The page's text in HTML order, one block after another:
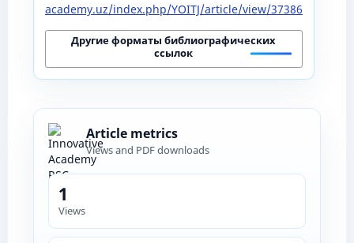
academy.uz/index.php/YOITJ/article/view/37386
Другие форматы библиографических
ссылок
Article metrics
Views and PDF downloads
1
Views